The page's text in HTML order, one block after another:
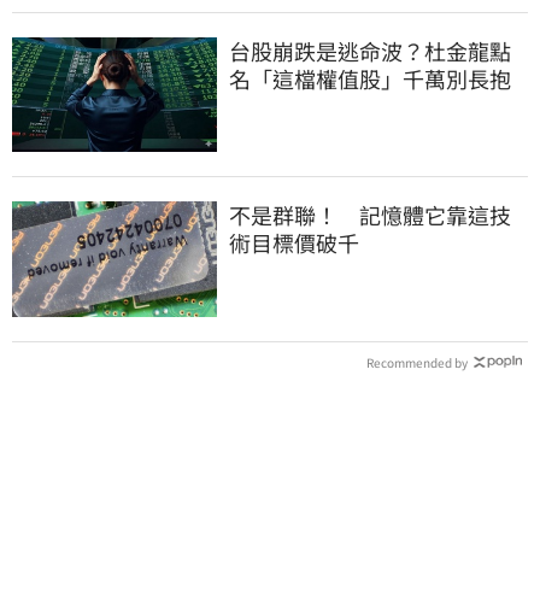
台股崩跌是逃命波？杜金龍點
名「這檔權值股」千萬別長抱
不是群聯！ 記憶體它靠這技
術目標價破千
Recommended by